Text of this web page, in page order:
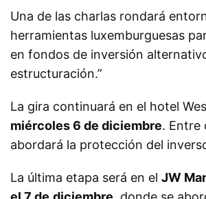
Una de las charlas rondará
herramientas luxemburguesas
en fondos de inversión
estructuración.”
La gira continuará en el hotel
miércoles 6 de diciembre. Entre
abordará la protección del
La última etapa será en el JW